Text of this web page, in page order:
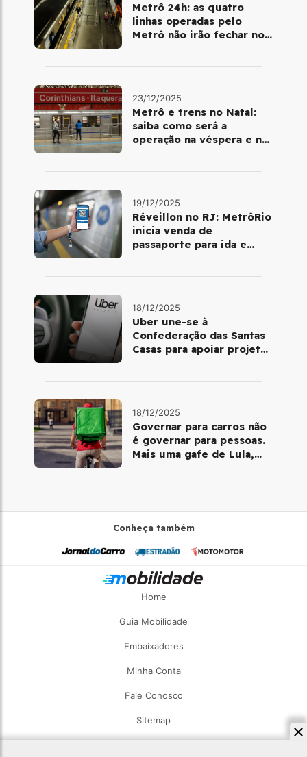
Metrô 24h: as quatro
linhas operadas pelo
Metrô não irão fechar no
23/12/2025
Metrô e trens no Natal:
saiba como será a
operação na véspera e no
19/12/2025
Réveillon no RJ: MetrôRio
inicia venda de
passaporte para ida e
18/12/2025
Uber une-se à
Confederação das Santas
Casas para apoiar projetos
18/12/2025
Governar para carros não
é governar para pessoas.
Mais uma gafe de Lula,
Conheça também
Home
Guia Mobilidade
Embaixadores
Minha Conta
Fale Conosco
Sitemap